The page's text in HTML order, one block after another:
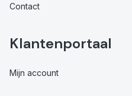
Contact
Klantenportaal
Mijn account